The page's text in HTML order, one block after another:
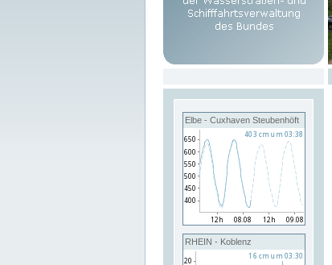
Elbe - Cuxhaven Steubenhöft
RHEIN - Koblenz